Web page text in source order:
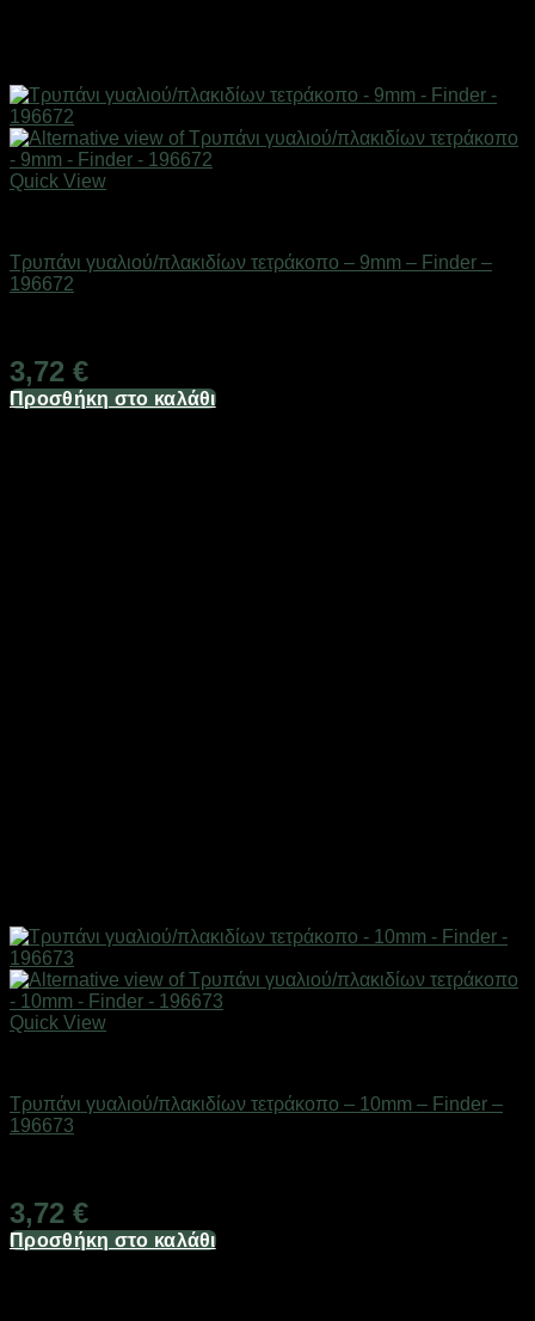
Quick View
Τρυπάνι γυαλιού/πλακιδίων τετράκοπο – 9mm – Finder –
196672
3,72 €
Προσθήκη στο καλάθι
Quick View
Τρυπάνι γυαλιού/πλακιδίων τετράκοπο – 10mm – Finder –
196673
3,72 €
Προσθήκη στο καλάθι